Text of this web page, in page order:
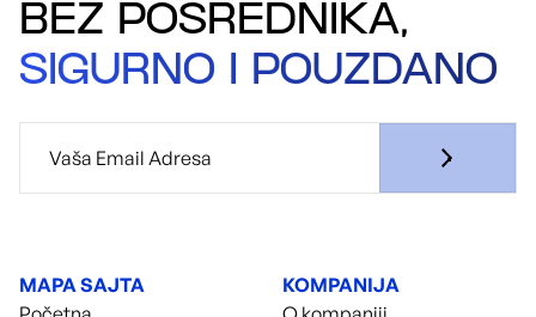
BEZ POSREDNIKA,
SIGURNO I POUZDANO
MAPA SAJTA
KOMPANIJA